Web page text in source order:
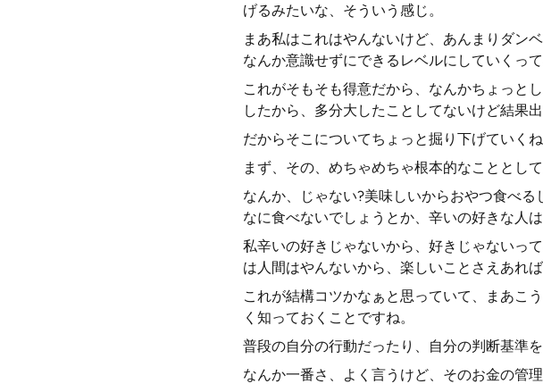
げるみたいな、そういう感じ。
まあ私はこれはやんないけど、あんまりダン
なんか意識せずにできるレベルにしていくっ
これがそもそも得意だから、なんかちょっと
したから、多分大したことしてないけど結果
だからそこについてちょっと掘り下げていくね
まず、その、めちゃめちゃ根本的なこととし
なんか、じゃない?美味しいからおやつ食べ
なに食べないでしょうとか、辛いの好きな人は
私辛いの好きじゃないから、好きじゃないっ
は人間はやんないから、楽しいことさえあれ
これが結構コツかなぁと思っていて、まあこ
く知っておくことですね。
普段の自分の行動だったり、自分の判断基準
なんか一番さ、よく言うけど、そのお金の管